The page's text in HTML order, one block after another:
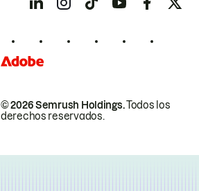
© 2026 Semrush Holdings.Todos los
derechos reservados.